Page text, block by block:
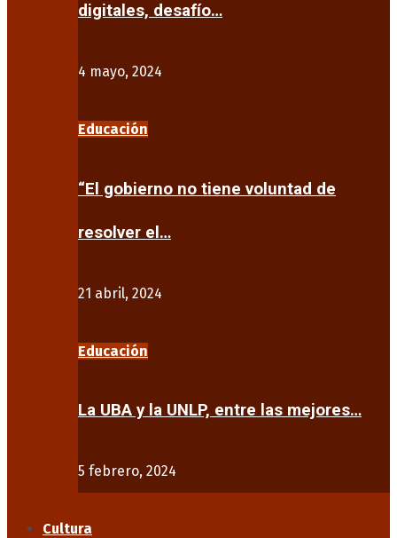
digitales, desafío…
4 mayo, 2024
Educación
“El gobierno no tiene voluntad de
resolver el…
21 abril, 2024
Educación
La UBA y la UNLP, entre las mejores…
5 febrero, 2024
Cultura